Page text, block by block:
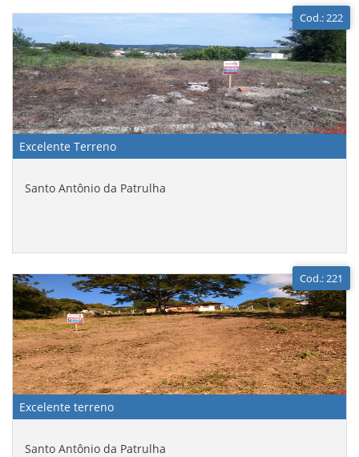
Cod.: 222
Excelente Terreno
Santo Antônio da Patrulha
Cod.: 221
Excelente terreno
Santo Antônio da Patrulha